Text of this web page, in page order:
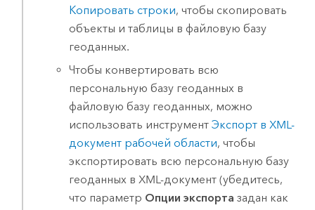
Копировать строки, чтобы скопировать
объекты и таблицы в файловую базу
геоданных.
Чтобы конвертировать всю
персональную базу геоданных в
файловую базу геоданных, можно
использовать инструментЭкспорт в XML-
документ рабочей области, чтобы
экспортировать всю персональную базу
геоданных в XML-документ (убедитесь,
что параметр Опции экспорта задан как